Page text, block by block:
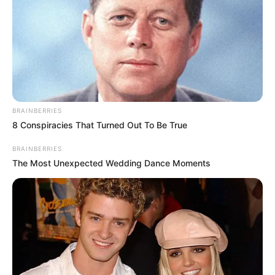
Latas de metal
Pedaço de madeira em formato retangular
Lixa para madeira n° 120
Tinta acrílica – com a cor de sua preferência
BRAINBERRIES
8 Conspiracies That Turned Out To Be True
BRAINBERRIES
The Most Unexpected Wedding Dance Moments